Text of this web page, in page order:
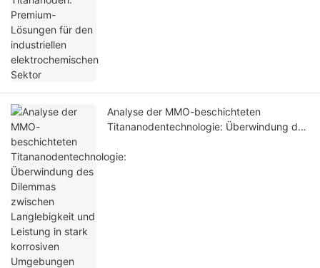
Analyse der MMO-beschichteten
Titananodentechnologie: Überwindung des
Leistung in stark korrosiven Umgebungen